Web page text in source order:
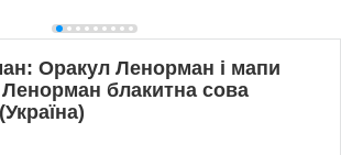
Оракул Ленорман і мапи
блакитна сова